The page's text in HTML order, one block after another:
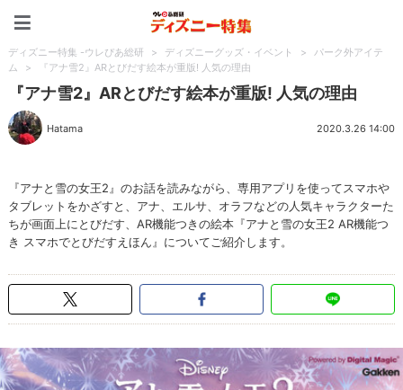
ディズニー特集 -ウレぴあ総研 > ディズニーグッズ・イベント >
パーク外アイテ
ム
> 『アナ雪2』ARとびだす絵本が重版! 人気の理由
『アナ雪2』ARとびだす絵本が重版! 人気の理由
Hatama 2020.3.26 14:00
『アナと雪の女王2』のお話を読みながら、専用アプリを使ってスマホや
タブレットをかざすと、アナ、エルサ、オラフなどの人気キャラクターた
ちが画面上にとびだす、AR機能つきの絵本『アナと雪の女王2 AR機能つ
き スマホでとびだすえほん』についてご紹介します。